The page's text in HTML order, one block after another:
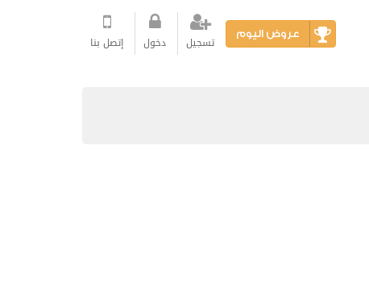
عروض اليوم
تسجيل دخول إتصل بنا